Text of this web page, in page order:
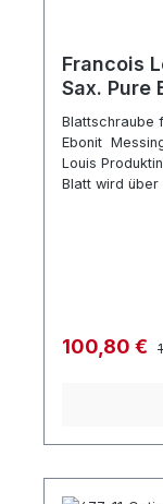
Francois
Sax. Pure
Blattschraube
Ebonit Messing
Louis
Blatt wird
100,80 €